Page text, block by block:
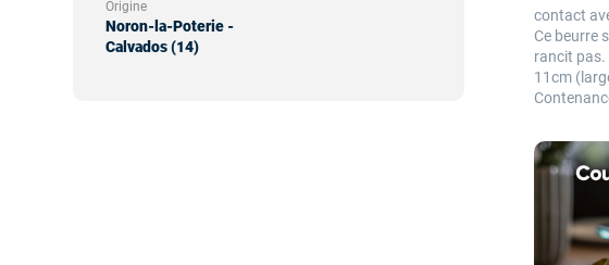
Origine
Noron-la-Poterie -
Calvados (14)
contact
Ce beurre
rancit pas.
11cm